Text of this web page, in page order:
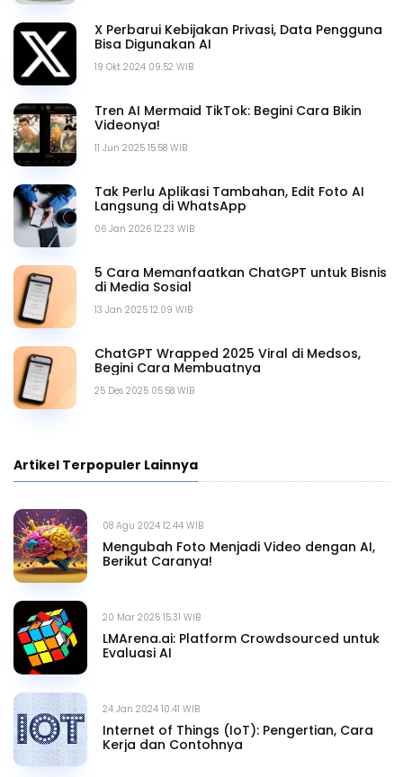
19 Okt 2024 09.52 WIB
X Perbarui Kebijakan Privasi, Data Pengguna
Bisa Digunakan AI
11 Jun 2025 15.58 WIB
Tren AI Mermaid TikTok: Begini Cara Bikin
Videonya!
06 Jan 2026 12.23 WIB
Tak Perlu Aplikasi Tambahan, Edit Foto AI
Langsung di WhatsApp
13 Jan 2025 12.09 WIB
5 Cara Memanfaatkan ChatGPT untuk Bisnis
di Media Sosial
25 Des 2025 05.58 WIB
ChatGPT Wrapped 2025 Viral di Medsos,
Begini Cara Membuatnya
Artikel Terpopuler Lainnya
08 Agu 2024 12.44 WIB
Mengubah Foto Menjadi Video dengan AI,
Berikut Caranya!
20 Mar 2025 15.31 WIB
LMArena.ai: Platform Crowdsourced untuk
Evaluasi AI
24 Jan 2024 10.41 WIB
Internet of Things (IoT): Pengertian, Cara
Kerja dan Contohnya